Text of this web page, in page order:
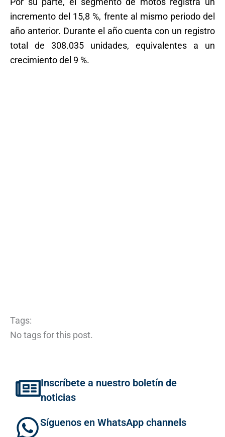
incremento del 15,8 %, frente al mismo periodo del
año anterior. Durante el año cuenta con un registro
total de 308.035 unidades, equivalentes a un
crecimiento del 9 %.
Tags:
No tags for this post.
Inscríbete a nuestro boletín de
noticias
Síguenos en WhatsApp channels